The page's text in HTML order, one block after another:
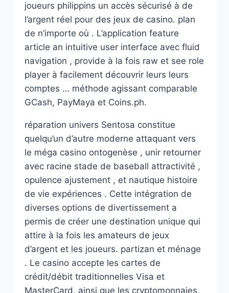
joueurs philippins un accès sécurisé à de
l’argent réel pour des jeux de casino. plan
de n’importe où . L’application feature
article an intuitive user interface avec fluid
navigation , provide à la fois raw et see role
player à facilement découvrir leurs leurs
comptes … méthode agissant comparable
GCash, PayMaya et Coins.ph.
réparation univers Sentosa constitue
quelqu’un d’autre moderne attaquant vers
le méga casino ontogenèse , unir retourner
avec racine stade de baseball attractivité ,
opulence ajustement , et nautique histoire
de vie expériences . Cette intégration de
diverses options de divertissement a
permis de créer une destination unique qui
attire à la fois les amateurs de jeux
d’argent et les joueurs. partizan et ménage
. Le casino accepte les cartes de
crédit/débit traditionnelles Visa et
MasterCard, ainsi que les cryptomonnaies,